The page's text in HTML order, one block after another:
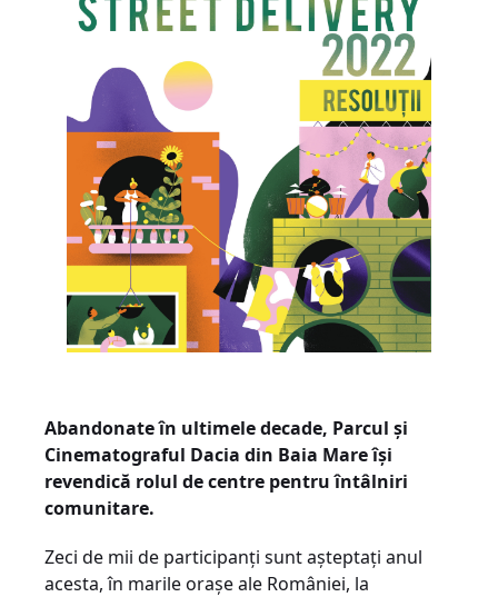
Abandonate în ultimele decade, Parcul și
Cinematograful Dacia din Baia Mare își
revendică rolul de centre pentru întâlniri
comunitare.
Zeci de mii de participanți sunt așteptați anul
acesta, în marile orașe ale României, la